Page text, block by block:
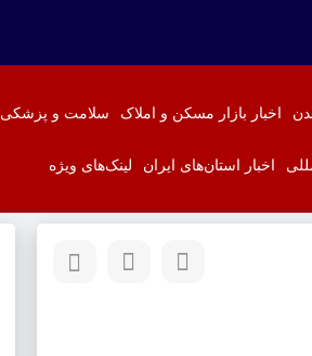
اخبار بازار مسکن و املاک سلامت و پزشکی
اخبار استان‌های ایران لینک‌های ویژه